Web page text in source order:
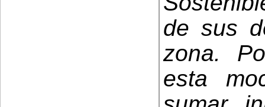
de sus
zona.
esta